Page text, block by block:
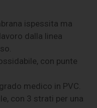
ispessita ma
dalla linea
con punte
medico in PVC.
con 3 strati per una